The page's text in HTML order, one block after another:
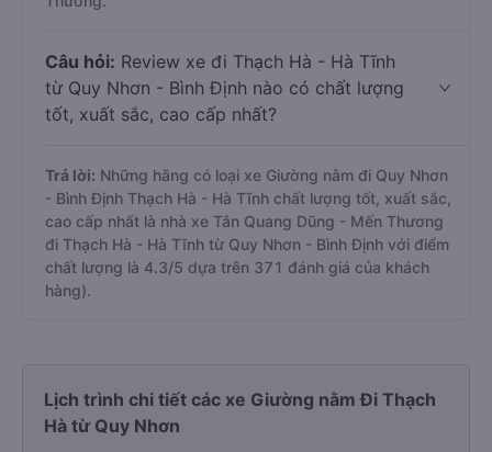
Câu hỏi: Review xe đi Thạch Hà - Hà Tĩnh
từ Quy Nhơn - Bình Định nào có chất lượng
tốt, xuất sắc, cao cấp nhất?
Trả lời: Những hãng có loại xe Giường nằm đi Quy Nhơn
- Bình Định Thạch Hà - Hà Tĩnh chất lượng tốt, xuất sắc,
cao cấp nhất là nhà xe Tân Quang Dũng - Mến Thương
đi Thạch Hà - Hà Tĩnh từ Quy Nhơn - Bình Định với điểm
chất lượng là 4.3/5 dựa trên 371 đánh giá của khách
hàng).
Lịch trình chi tiết các xe Giường nằm Đi Thạch
Hà từ Quy Nhơn